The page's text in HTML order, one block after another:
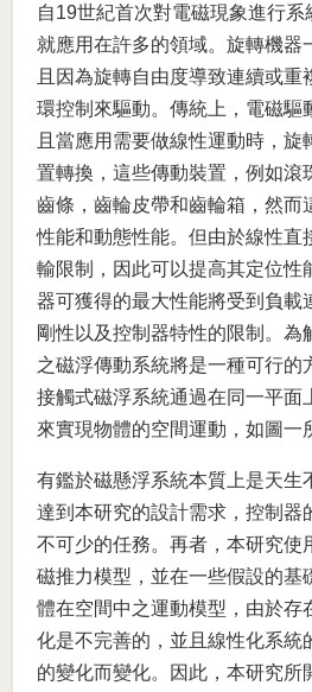
自19世紀首次對電磁現象進行
就應用在許多的領域。旋轉機器
且因為旋轉自由度導致連續或重
環控制來驅動。傳統上，電磁驅
且當應用需要做線性運動時，旋
置轉換，這些傳動裝置，例如滾
齒條，齒輪皮帶和齒輪箱，然而
性能和動態性能。但由於線性直
輸限制，因此可以提高其定位性
器可獲得的最大性能將受到負載
剛性以及控制器特性的限制。為
之磁浮傳動系統將是一種可行的
接觸式磁浮系統通過在同一平面
來實現物體的空間運動，如圖一
有鑑於磁懸浮系統本質上是天生
達到本研究的設計需求，控制器
不可少的任務。再者，本研究使
磁推力模型，並在一些假設的基
體在空間中之運動模型，由於存
化是不完善的，並且線性化系統
的變化而變化。因此，本研究所